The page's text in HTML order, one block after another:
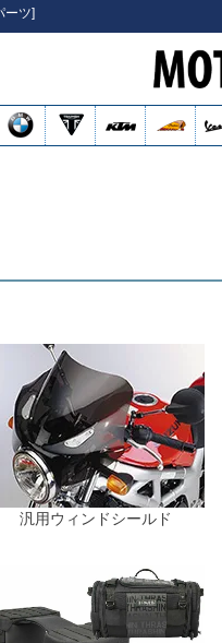
ーツ]
汎用ウィンドシールド